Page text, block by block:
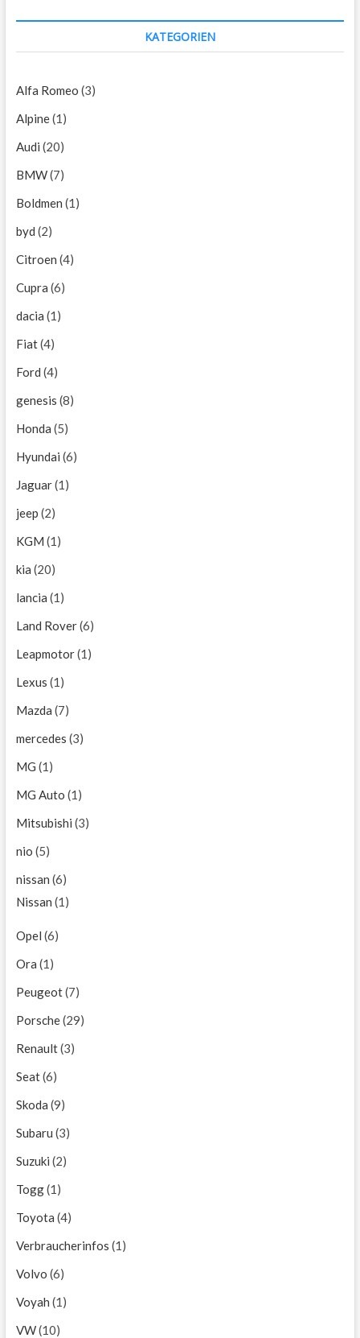
KATEGORIEN
Alfa Romeo (3)
Alpine(1)
Audi (20)
BMW(7)
Boldmen (1)
byd (2)
Citroen (4)
Cupra (6)
dacia (1)
Fiat(4)
Ford (4)
genesis (8)
Honda (5)
Hyundai (6)
Jaguar(1)
jeep (2)
KGM (1)
kia (20)
lancia (1)
Land Rover(6)
Leapmotor(1)
Lexus (1)
Mazda (7)
mercedes (3)
MG (1)
MG Auto (1)
Mitsubishi (3)
nio (5)
nissan (6)
Nissan (1)
Opel (6)
Ora (1)
Peugeot(7)
Porsche(29)
Renault(3)
Seat(6)
Skoda (9)
Subaru (3)
Suzuki (2)
Togg(1)
Toyota (4)
Verbraucherinfos (1)
Volvo (6)
Voyah (1)
VW(10)